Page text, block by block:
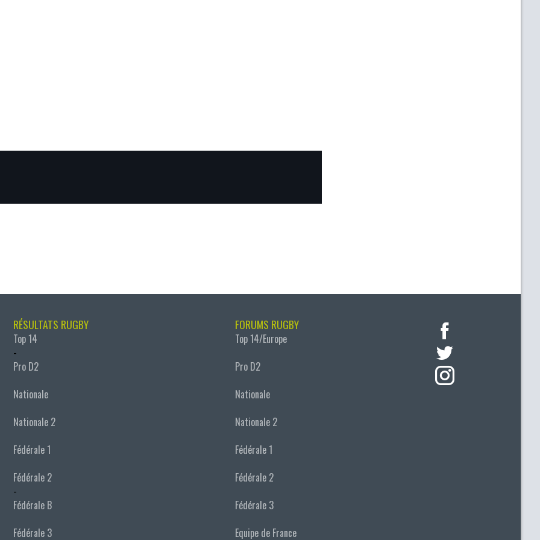
RÉSULTATS RUGBY
Top 14
-
Pro D2
Nationale
Nationale 2
Fédérale 1
Fédérale 2
-
Fédérale B
Fédérale 3
FORUMS RUGBY
Top 14/Europe
Pro D2
Nationale
Nationale 2
Fédérale 1
Fédérale 2
Fédérale 3
Equipe de France